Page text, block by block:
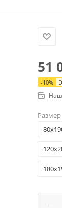
51
-10%
Размер